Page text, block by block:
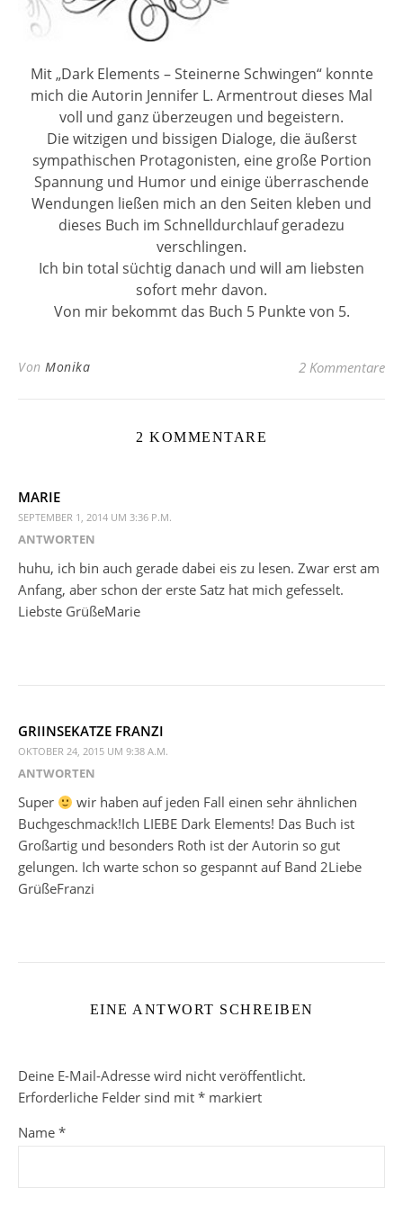
Mit „Dark Elements – Steinerne Schwingen“ konnte
mich die Autorin Jennifer L. Armentrout dieses Mal
voll und ganz überzeugen und begeistern.
Die witzigen und bissigen Dialoge, die äußerst
sympathischen Protagonisten, eine große Portion
Spannung und Humor und einige überraschende
Wendungen ließen mich an den Seiten kleben und
dieses Buch im Schnelldurchlauf geradezu
verschlingen.
Ich bin total süchtig danach und will am liebsten
sofort mehr davon.
Von mir bekommt das Buch 5 Punkte von 5.
Von Monika 2 Kommentare
2 KOMMENTARE
MARIE
SEPTEMBER 1, 2014 UM 3:36 P.M.
ANTWORTEN
huhu, ich bin auch gerade dabei eis zu lesen. Zwar erst am
Anfang, aber schon der erste Satz hat mich gefesselt.
Liebste GrüßeMarie
GRIINSEKATZE FRANZI
OKTOBER 24, 2015 UM 9:38 A.M.
ANTWORTEN
Super
wir haben auf jeden Fall einen sehr ähnlichen
Buchgeschmack!Ich LIEBE Dark Elements! Das Buch ist
Großartig und besonders Roth ist der Autorin so gut
gelungen. Ich warte schon so gespannt auf Band 2Liebe
GrüßeFranzi
EINE ANTWORT SCHREIBEN
Deine E-Mail-Adresse wird nicht veröffentlicht.
Erforderliche Felder sind mit * markiert
Name *